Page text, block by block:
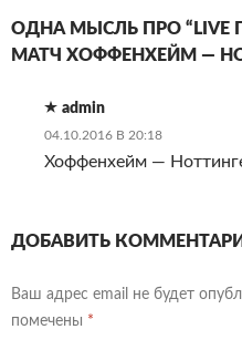
ОДНА МЫСЛЬ ПРО “LIVE
МАТЧ ХОФФЕНХЕЙМ —
admin
04.10.2016 В 20:18
Хоффенхейм —
ДОБАВИТЬ
Ваш адрес email не будет
помечены *